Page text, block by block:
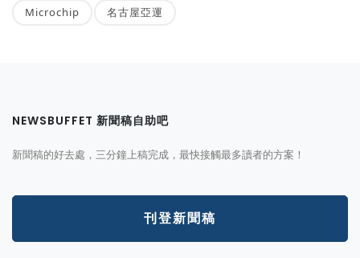
Microchip 名古屋亞運
NEWSBUFFET 新聞稿自助吧
新聞稿的好去處，三分鐘上稿完成，最快接觸最多讀者的方案！
刊登新聞稿